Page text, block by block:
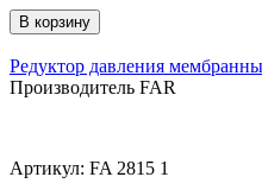
Редуктор давления
Производитель FAR
Артикул: FA 2815 1